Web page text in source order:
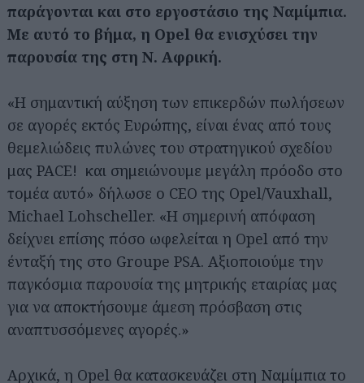
παράγονται και στο εργοστάσιο της Ναμίμπια.
Με αυτό το βήμα, η Opel θα ενισχύσει την
παρουσία της στη Ν. Αφρική.
«Η σημαντική αύξηση των επικερδών πωλήσεων
σε αγορές εκτός Ευρώπης, είναι ένας από τους
θεμελιώδεις πυλώνες του στρατηγικού σχεδίου
μας PACE! και σημειώνουμε μεγάλη πρόοδο στο
τομέα αυτό» δήλωσε ο CEO της Opel/Vauxhall,
Michael Lohscheller. «Η σημερινή απόφαση
δείχνει επίσης πόσο ωφελείται η Opel από την
ένταξή της στο Groupe PSA. Αξιοποιούμε την
παγκόσμια παρουσία της μητρικής εταιρίας μας
για να αποκτήσουμε άμεση πρόσβαση στις
αναπτυσσόμενες αγορές.»
Αρχικά, η Opel θα κατασκευάζει στη Ναμίμπια το